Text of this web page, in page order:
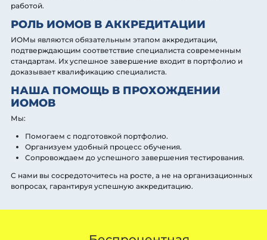
работой.
РОЛЬ ИОМОВ В АККРЕДИТАЦИИ
ИОМы являются обязательным этапом аккредитации,
подтверждающим соответствие специалиста современным
стандартам. Их успешное завершение входит в портфолио и
доказывает квалификацию специалиста.
НАША ПОМОЩЬ В ПРОХОЖДЕНИИ
ИОМОВ
Мы:
Помогаем с подготовкой портфолио.
Организуем удобный процесс обучения.
Сопровождаем до успешного завершения тестирования.
С нами вы сосредоточитесь на росте, а не на организационных
вопросах, гарантируя успешную аккредитацию.